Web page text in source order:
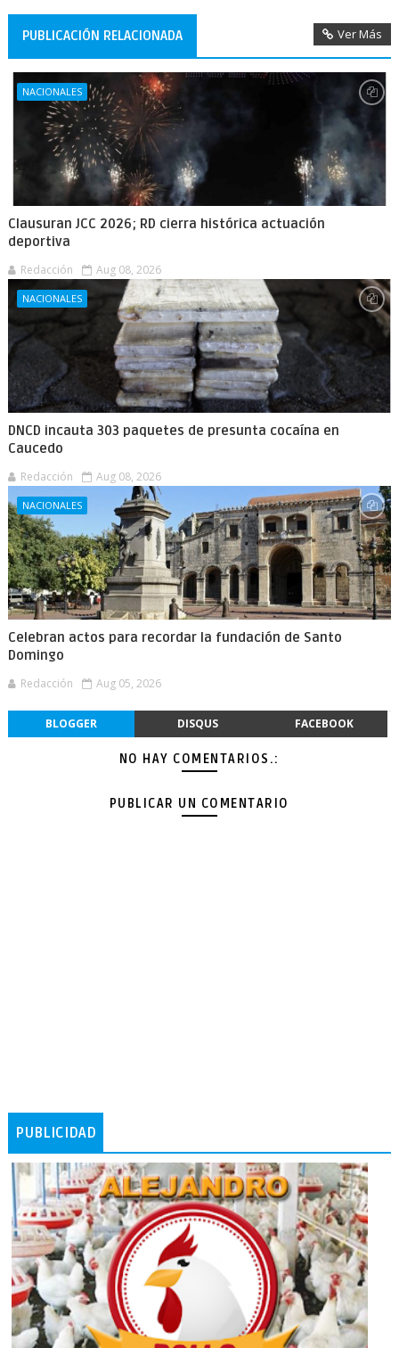
PUBLICACIÓN RELACIONADA Ver Más
NACIONALES
Clausuran JCC 2026; RD cierra histórica actuación
deportiva
Redacción Aug 08, 2026
NACIONALES
DNCD incauta 303 paquetes de presunta cocaína en
Caucedo
Redacción Aug 08, 2026
NACIONALES
Celebran actos para recordar la fundación de Santo
Domingo
Redacción Aug 05, 2026
BLOGGER DISQUS FACEBOOK
NO HAY COMENTARIOS.:
PUBLICAR UN COMENTARIO
PUBLICIDAD